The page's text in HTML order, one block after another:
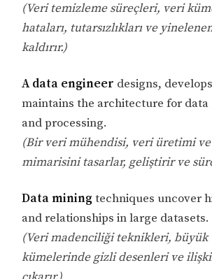
(Veri temizleme süreçleri, veri
hataları, tutarsızlıkları ve
kaldırır.)
A data engineer designs,
maintains the architecture for data
and processing.
(Bir veri mühendisi, veri üretimi
mimarisini tasarlar, geliştirir ve
Data miningtechniques uncover
and relationships in large datasets.
(Veri madenciliği teknikleri, büyük
kümelerinde gizli desenleri ve